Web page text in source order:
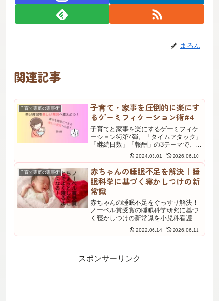
まろん
関連記事
子育て家庭の家事術
子育て・家事を圧倒的に楽にす
るゲーミフィケーション術#4
子育てと家事を楽にするゲーミフィケ
ーション術第4弾。「タイムアタック」
「継続日数」「報酬」の3テーマで、毎
日の家事育児をゲームのように楽しく
続ける具体的なテクニックを小児科看
護師が解説。マンネリ気味の毎日に変
化をつけたい方へ。
2024.03.01 2026.06.10
子育て家庭の家事術
赤ちゃんの睡眠不足を解決｜睡
眠科学に基づく寝かしつけの新
常識
赤ちゃんの睡眠不足をぐっすり解決！
ノーベル賞受賞の睡眠科学研究に基づ
く寝かしつけの新常識を小児科看護師
が解説。体内リズムをコントロールす
る2つのしくみと、赤ちゃんも親も快眠
2022.06.14 2026.06.11
スポンサーリンク